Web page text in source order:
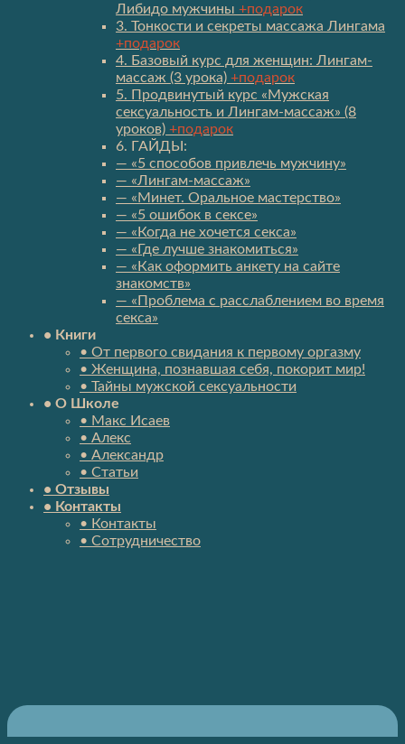
Либидо мужчины +подарок
3. Тонкости и секреты массажа Лингама
+подарок
4. Базовый курс для женщин: Лингам-
массаж (3 урока) +подарок
5. Продвинутый курс «Мужская
сексуальность и Лингам-массаж» (8
уроков) +подарок
6. ГАЙДЫ:
— «5 способов привлечь мужчину»
— «Лингам-массаж»
— «Минет. Оральное мастерство»
— «5 ошибок в сексе»
— «Когда не хочется секса»
— «Где лучше знакомиться»
— «Как оформить анкету на сайте
знакомств»
— «Проблема с расслаблением во время
секса»
• Книги
• От первого свидания к первому оргазму
• Женщина, познавшая себя, покорит мир!
• Тайны мужской сексуальности
• О Школе
• Макс Исаев
• Алекс
• Александр
• Статьи
• Отзывы
• Контакты
• Контакты
• Сотрудничество